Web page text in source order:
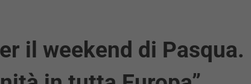
il weekend di Pasqua.